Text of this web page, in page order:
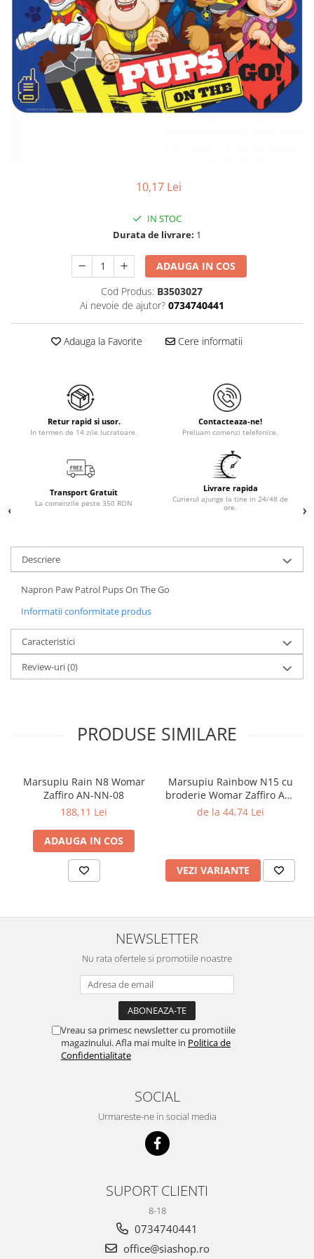
10,17 Lei
IN STOC
Durata de livrare: 1
ADAUGA IN COS
Cod Produs: B3503027
Ai nevoie de ajutor? 0734740441
Adauga la Favorite Cere informatii
Retur rapid si usor.
In termen de 14 zile lucratoare.
Contacteaza-ne!
Preluam comenzi telefonice.
Transport Gratuit
La comenzile peste 350 RON
Livrare rapida
Curierul ajunge la tine in 24/48 de
ore.
Descriere
Napron Paw Patrol Pups On The Go
Informatii conformitate produs
Caracteristici
Review-uri(0)
PRODUSE SIMILARE
Marsupiu Rain N8 Womar
Zaffiro AN-NN-08
188,11 Lei
ADAUGA IN COS
Marsupiu Rainbow N15 cu
broderie Womar Zaffiro AN-
NZ-15E
de la 44,74 Lei
VEZI VARIANTE
NEWSLETTER
Nu rata ofertele si promotiile noastre
Vreau sa primesc newsletter cu promotiile
magazinului. Afla mai multe in Politica de
Confidentialitate
SOCIAL
Urmareste-ne in social media
SUPORT CLIENTI
8-18
0734740441
office@siashop.ro